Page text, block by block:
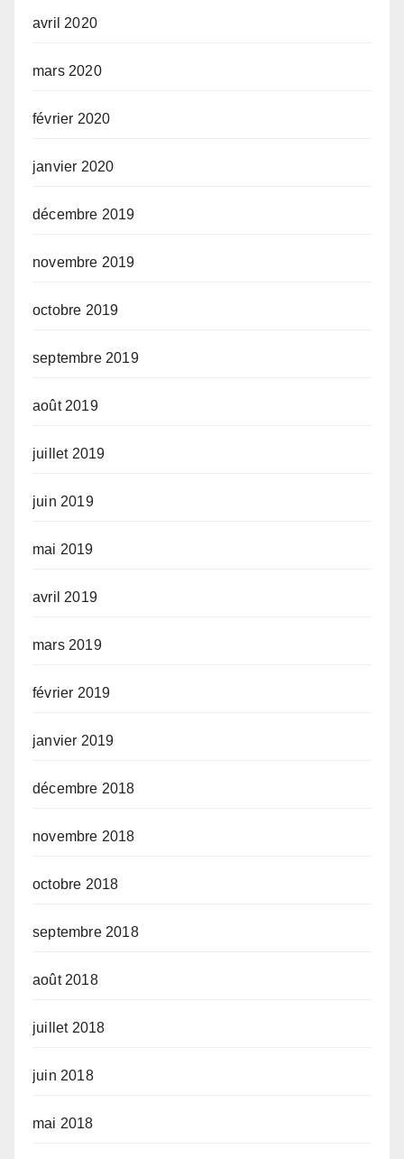
avril 2020
mars 2020
février 2020
janvier 2020
décembre 2019
novembre 2019
octobre 2019
septembre 2019
août 2019
juillet 2019
juin 2019
mai 2019
avril 2019
mars 2019
février 2019
janvier 2019
décembre 2018
novembre 2018
octobre 2018
septembre 2018
août 2018
juillet 2018
juin 2018
mai 2018